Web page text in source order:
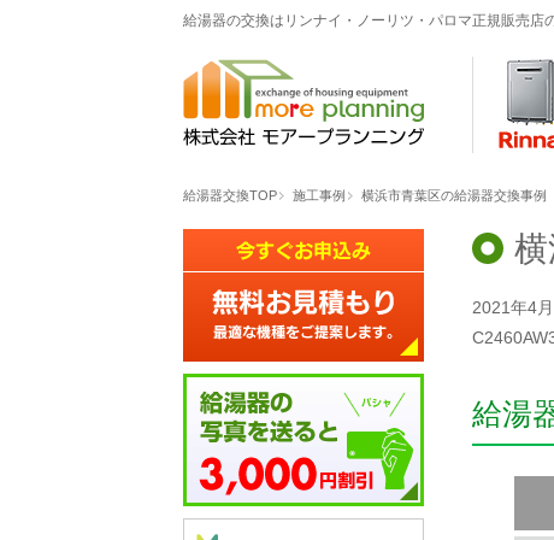
給湯器の交換はリンナイ・ノーリツ・パロマ正規販売店
給湯器交換TOP 施工事例 横浜市青葉区の給湯器交換事例
2021年4
給湯